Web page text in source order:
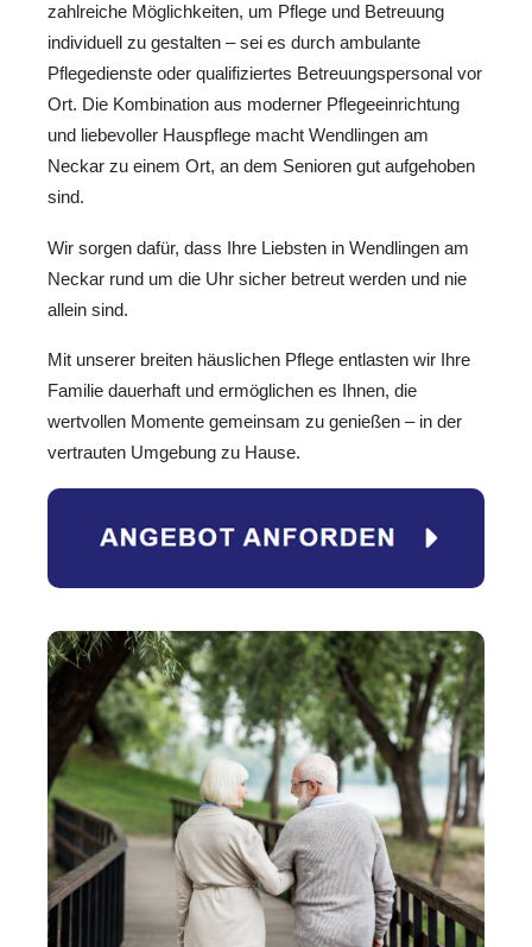
zahlreiche Möglichkeiten, um Pflege und Betreuung
individuell zu gestalten – sei es durch ambulante
Pflegedienste oder qualifiziertes Betreuungspersonal vor
Ort. Die Kombination aus moderner Pflegeeinrichtung
und liebevoller Hauspflege macht Wendlingen am
Neckar zu einem Ort, an dem Senioren gut aufgehoben
sind.
Wir sorgen dafür, dass Ihre Liebsten in Wendlingen am
Neckar rund um die Uhr sicher betreut werden und nie
allein sind.
Mit unserer breiten häuslichen Pflege entlasten wir Ihre
Familie dauerhaft und ermöglichen es Ihnen, die
wertvollen Momente gemeinsam zu genießen – in der
vertrauten Umgebung zu Hause.